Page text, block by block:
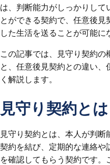
は、判断能力がしっかりして
とができる契約で、任意後
した生活を送ることが可能に
この記事では、見守り契約の
と、任意後見契約との違い
く解説します。
見守り契約とは
見守り契約とは、本人が判
契約を結び、定期的な連絡
を確認してもらう契約です